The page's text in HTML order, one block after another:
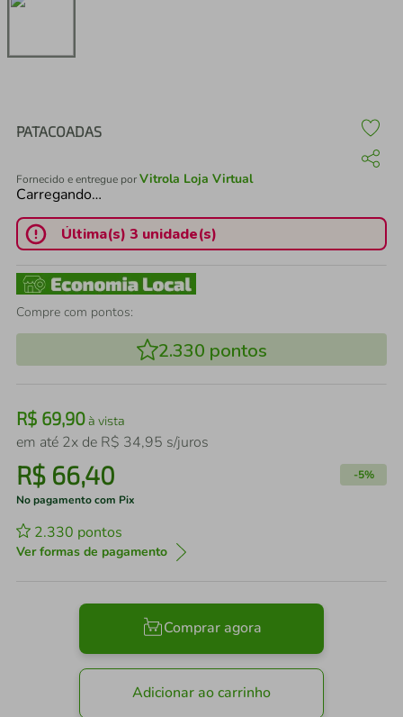
PATACOADAS
Fornecido e entregue porVitrola Loja Virtual
Carregando…
Última(s) 3 unidade(s)
Compre com pontos:
2.330 pontos
R$ 69,90à vista
em até 2x de R$ 34,95 s/juros
R$ 66,40 -5%
No pagamento com Pix
2.330 pontos
Ver formas de pagamento
Comprar agora
Adicionar ao carrinho